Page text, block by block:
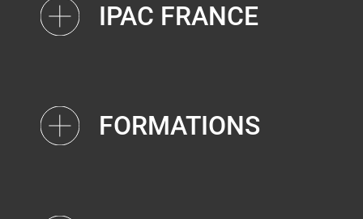
IPAC FRANCE
FORMATIONS